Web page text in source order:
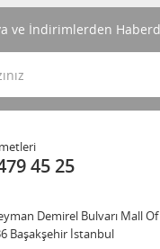
ve İndirimlerden
45 25
Demirel Bulvarı Mall
Başakşehir İstanbul